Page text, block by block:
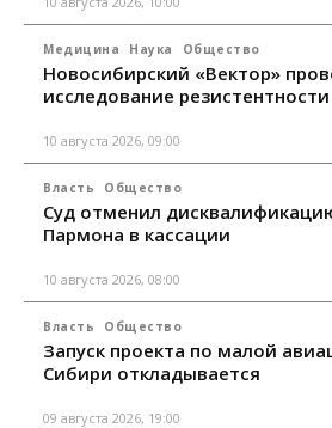
Медицина Наука Общество
Новосибирский «Вектор»
исследование
10 августа 2026, 09:00
Власть Общество
Суд отменил
Пармона в кассации
10 августа 2026, 08:00
Власть Общество
Запуск проекта по малой
Сибири откладывается
09 августа 2026, 19:00